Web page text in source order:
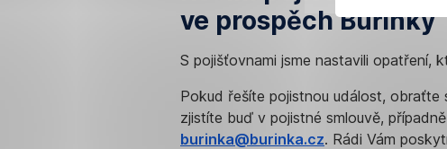
ve prospěch Buřinky
S pojišťovnami jsme nastavili opatření,
Pokud řešíte pojistnou událost, obraťte
zjistíte buď v pojistné smlouvě,
burinka@burinka.cz. Rádi Vám